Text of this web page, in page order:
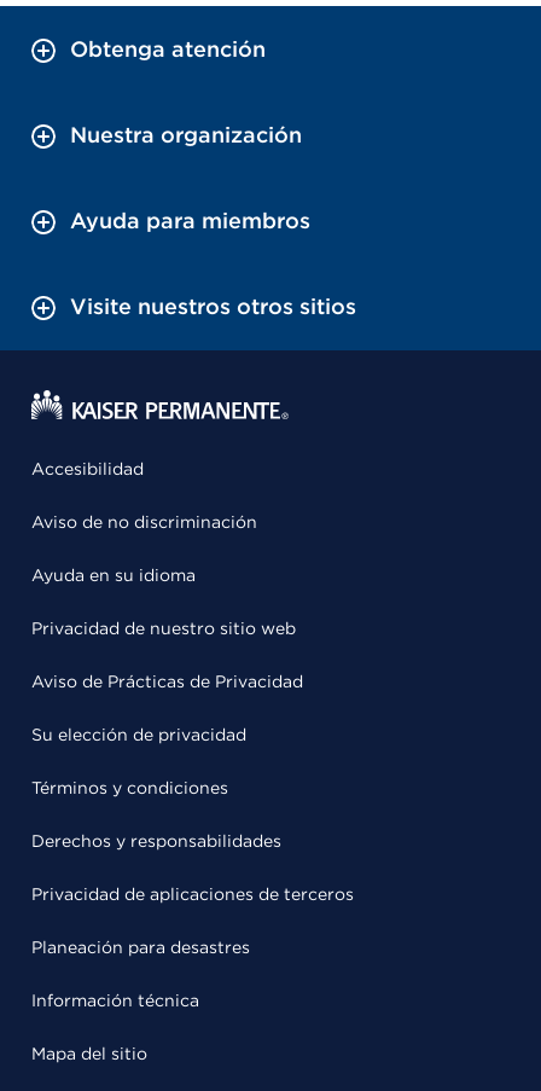
Obtenga atención
Nuestra organización
Ayuda para miembros
Visite nuestros otros sitios
Accesibilidad
Aviso de no discriminación
Ayuda en su idioma
Privacidad de nuestro sitio web
Aviso de Prácticas de Privacidad
Su elección de privacidad
Términos y condiciones
Derechos y responsabilidades
Privacidad de aplicaciones de terceros
Planeación para desastres
Información técnica
Mapa del sitio